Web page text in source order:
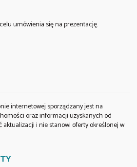
umówienia się na prezentację.
internetowej sporządzany jest na
oraz informacji uzyskanych od
aktualizacji i nie stanowi oferty określonej w